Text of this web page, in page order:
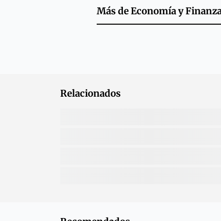
Más deEconomía y
Relacionados